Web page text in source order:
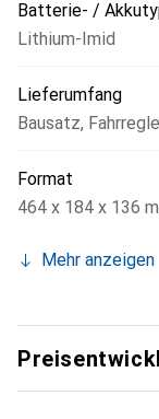
Batterie- /
Lithium-Imid
Lieferumfang
Bausatz,
Format
464 x 184 x 136
Mehr anzeigen